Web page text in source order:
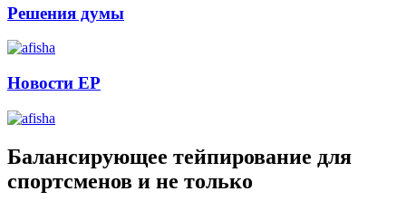
Решения думы
Новости ЕР
Балансирующее тейпирование для
спортсменов и не только